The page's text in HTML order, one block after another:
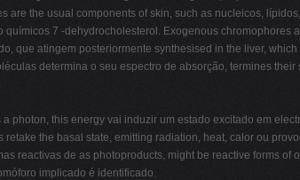
the usual components of skin, such as nucleicos,
7 -dehydrocholesterol. Exogenous chromophores
que atingem posteriormente synthesised in the liver,
determina o seu espectro de absorção, termines
photon, this energy vai induzir um estado excitado em
the basal state, emitting radiation, heat, calor ou
reactivas de as photoproducts, might be reactive forms of
implicado é identificado.